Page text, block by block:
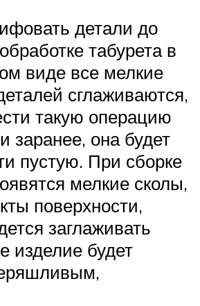
детали до
табурета в
виде все мелкие
сглаживаются,
такую операцию
заранее, она будет
пустую. При сборке
мелкие сколы,
поверхности,
заглаживать
изделие будет